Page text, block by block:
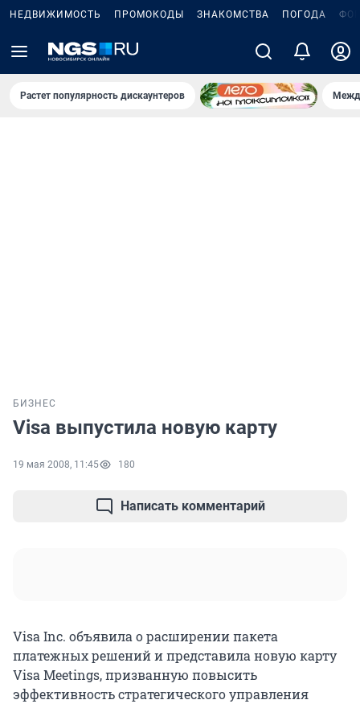
НЕДВИЖИМОСТЬ ПРОМОКОДЫ ЗНАКОМСТВА ПОГОДА
Растет популярность дискаунтеров
БИЗНЕС
Visa выпустила новую карту
19 мая 2008, 11:45 180
Написать комментарий
Visa Inc. объявила о расширении пакета
платежных решений и представила новую карту
Visa Meetings, призванную повысить
эффективность стратегического управления